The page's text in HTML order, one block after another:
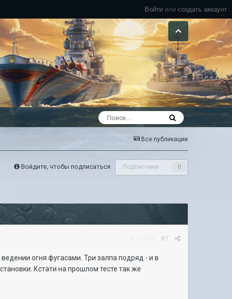
Войти или создать аккаунт
Все публикации
Войдите, чтобы подписаться Подписчики 0
#1
огня фугасами. Три залпа подряд - и в
Кстати на прошлом тесте так же